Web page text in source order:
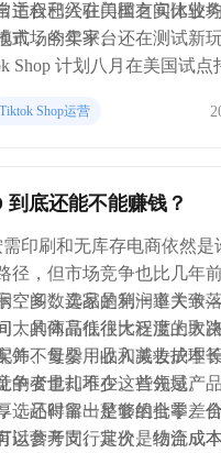
主权和入驻门槛之间比较
适合已经在美国有实体业
市场的卖家。
式，今年平台还在测试新
Shop 计划八月在美国试点
工作，商家仍要负责选品
排。
Tiktok Shop运营
到底还能不能赚钱？
印刷和无库存电商依然是
径，但市场竞争也比几年
，多数卖家的利润率大致
，具体高低很大程度上取
空间，选品是第一道关
大的商品往往比泛滥的大
饰、母婴用品和美妆护理
争者也扎堆在这些领域。
并不复杂：收入减去成本
的变量却不少。首先是产
选品时留出足够的批零差
运营开支。其次是物流成
，还得靠一整套组合拳。
以参考同行定价、结合成